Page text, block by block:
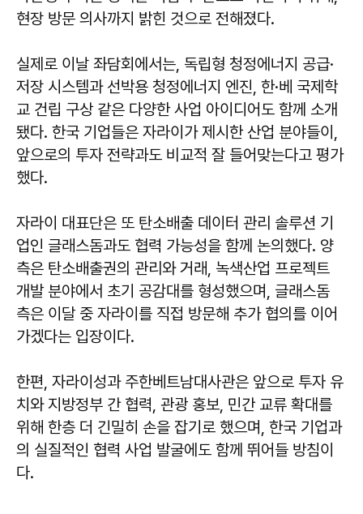
현장 방문 의사까지 밝힌 것으로 전해졌다.
실제로 이날 좌담회에서는, 독립형 청정에너지 공급·
저장 시스템과 선박용 청정에너지 엔진, 한·베 국제학
교 건립 구상 같은 다양한 사업 아이디어도 함께 소개
됐다. 한국 기업들은 자라이가 제시한 산업 분야들이,
앞으로의 투자 전략과도 비교적 잘 들어맞는다고 평가
했다.
자라이 대표단은 또 탄소배출 데이터 관리 솔루션 기
업인 글래스돔과도 협력 가능성을 함께 논의했다. 양
측은 탄소배출권의 관리와 거래, 녹색산업 프로젝트
개발 분야에서 초기 공감대를 형성했으며, 글래스돔
측은 이달 중 자라이를 직접 방문해 추가 협의를 이어
가겠다는 입장이다.
한편, 자라이성과 주한베트남대사관은 앞으로 투자 유
치와 지방정부 간 협력, 관광 홍보, 민간 교류 확대를
위해 한층 더 긴밀히 손을 잡기로 했으며, 한국 기업과
의 실질적인 협력 사업 발굴에도 함께 뛰어들 방침이
다.